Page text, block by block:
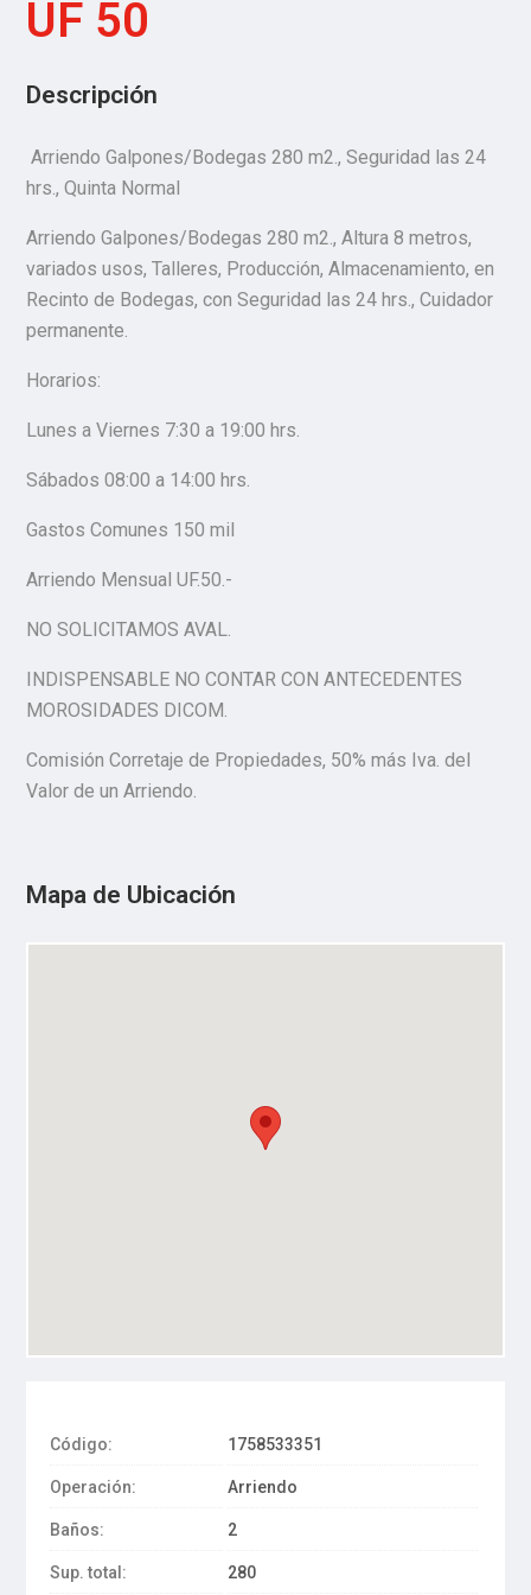
UF 50
Descripción
Arriendo Galpones/Bodegas 280 m2., Seguridad las 24
hrs., Quinta Normal
Arriendo Galpones/Bodegas 280 m2., Altura 8 metros,
variados usos, Talleres, Producción, Almacenamiento, en
Recinto de Bodegas, con Seguridad las 24 hrs., Cuidador
permanente.
Horarios:
Lunes a Viernes 7:30 a 19:00 hrs.
Sábados 08:00 a 14:00 hrs.
Gastos Comunes 150 mil
Arriendo Mensual UF.50.-
NO SOLICITAMOS AVAL.
INDISPENSABLE NO CONTAR CON ANTECEDENTES
MOROSIDADES DICOM.
Comisión Corretaje de Propiedades, 50% más Iva. del
Valor de un Arriendo.
Mapa de Ubicación
Código: 1758533351
Operación: Arriendo
Baños: 2
Sup. total: 280